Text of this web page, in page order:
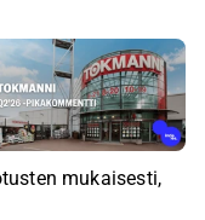
mukaisesti,